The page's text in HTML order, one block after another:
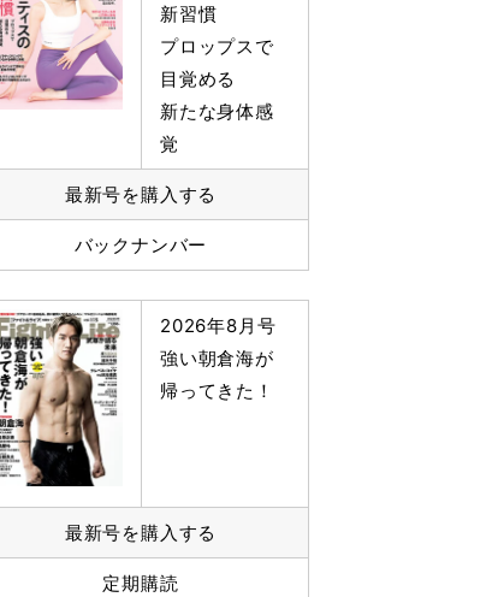
新習慣
プロップスで
目覚める
新たな身体感
覚
最新号を購入する
バックナンバー
2026年8月号
強い朝倉海が
帰ってきた！
最新号を購入する
定期購読